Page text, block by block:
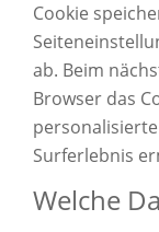
Cookie
ab. Beim
Browser das
Surferlebnis
Welche